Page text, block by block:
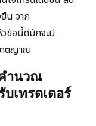
ยืน จาก
วข้อนี้ดีมักจะมี
าตญาณ
ำนวณ
เทรดเดอร์